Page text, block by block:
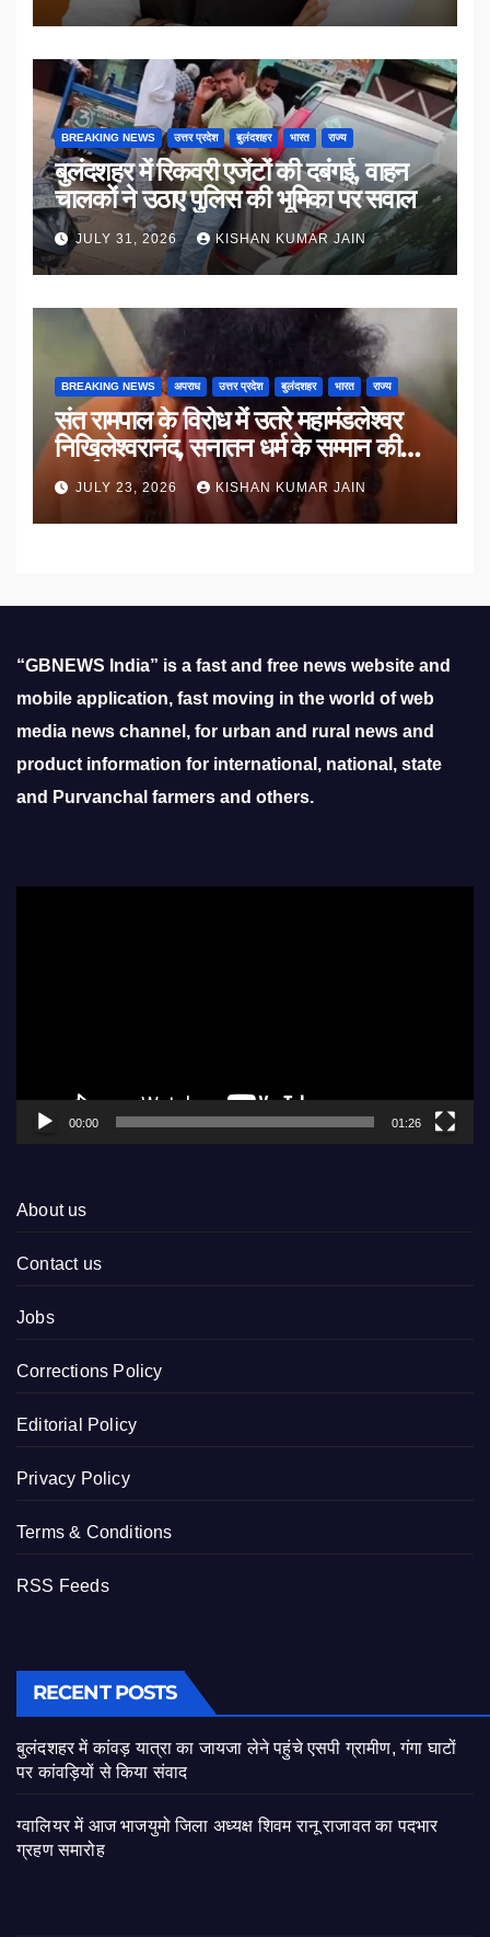
BREAKING NEWS उत्तर प्रदेश बुलंदशहर भारत राज्य
बुलंदशहर में रिकवरी एजेंटों की दबंगई, वाहन
चालकों ने उठाए पुलिस की भूमिका पर सवाल
JULY 31, 2026 KISHAN KUMAR JAIN
BREAKING NEWS अपराध उत्तर प्रदेश बुलंदशहर भारत राज्य
संत रामपाल के विरोध में उतरे महामंडलेश्वर
निखिलेश्वरानंद, सनातन धर्म के सम्मान की
उठाई मांग
JULY 23, 2026 KISHAN KUMAR JAIN
“GBNEWS India” is a fast and free news website and
mobile application, fast moving in the world of web
media news channel, for urban and rural news and
product information for international, national, state
and Purvanchal farmers and others.
00:00 01:26
About us
Contact us
Jobs
Corrections Policy
Editorial Policy
Privacy Policy
Terms & Conditions
RSS Feeds
RECENT POSTS
बुलंदशहर में कांवड़ यात्रा का जायजा लेने पहुंचे एसपी ग्रामीण, गंगा घाटों
पर कांवड़ियों से किया संवाद
ग्वालियर में आज भाजयुमो जिला अध्यक्ष शिवम रानू राजावत का पदभार
ग्रहण समारोह